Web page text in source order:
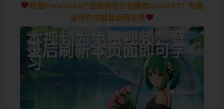
转型Preo/Creo产品结构设计加微信Creo2077 包就
业可先学就业后再交费
本视频为免费视频，登
录后刷新本页面即可学
习